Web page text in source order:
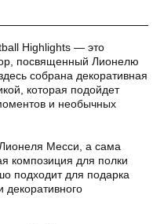
Highlights — это
посвященный Лионелю
собрана декоративная
которая подойдет
и необычных
Месси, а сама
композиция для полки
подходит для подарка
декоративного